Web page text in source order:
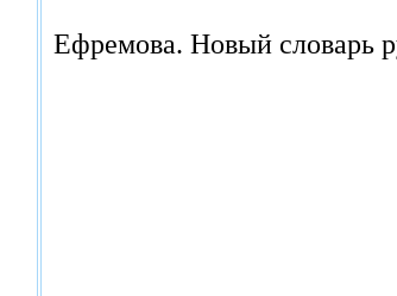
Ефремова. Новый словарь